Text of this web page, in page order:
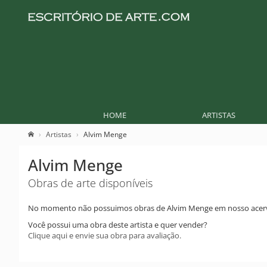
HOME ARTISTAS
Artistas Alvim Menge
Alvim Menge
Obras de arte disponíveis
No momento não possuimos obras de Alvim Menge em nosso
Você possui uma obra deste artista e quer vender?
Clique aqui e envie sua obra para avaliação.